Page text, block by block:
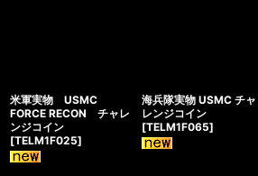
米軍実物 USMC
FORCE RECON チャレ
ンジコイン
[TELM1F025]
海兵隊実物 USMC チャ
レンジコイン
[TELM1F065]